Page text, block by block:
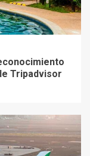
Tripadvisor